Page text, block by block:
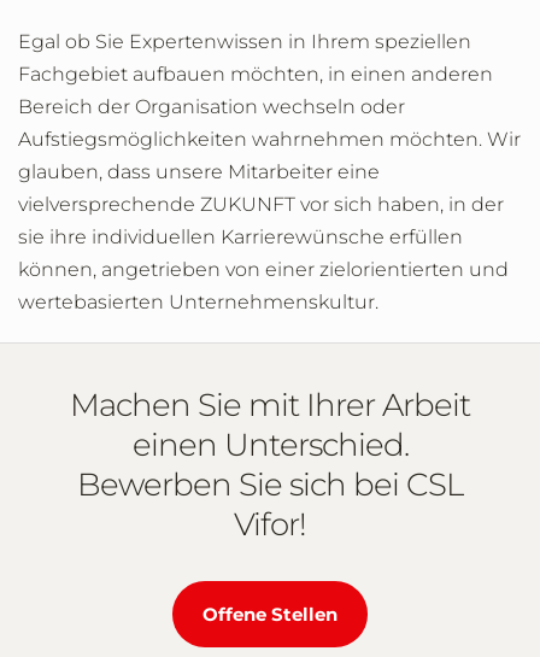
Egal ob Sie Expertenwissen in Ihrem speziellen
Fachgebiet aufbauen möchten, in einen anderen
Bereich der Organisation wechseln oder
Aufstiegsmöglichkeiten wahrnehmen möchten. Wir
glauben, dass unsere Mitarbeiter eine
vielversprechende ZUKUNFT vor sich haben, in der
sie ihre individuellen Karrierewünsche erfüllen
können, angetrieben von einer zielorientierten und
wertebasierten Unternehmenskultur.
Machen Sie mit Ihrer Arbeit
einen Unterschied.
Bewerben Sie sich bei CSL
Vifor!
Offene Stellen